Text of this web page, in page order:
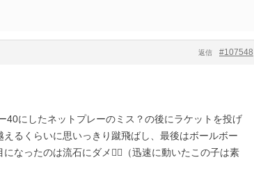
#107548
返信
40にしたネットプレーのミス？の後にラケットを投げ
るくらいに思いっきり蹴飛ばし、最後はボールボー
なったのは流石にダメ🙅‍♂️（迅速に動いたこの子は素